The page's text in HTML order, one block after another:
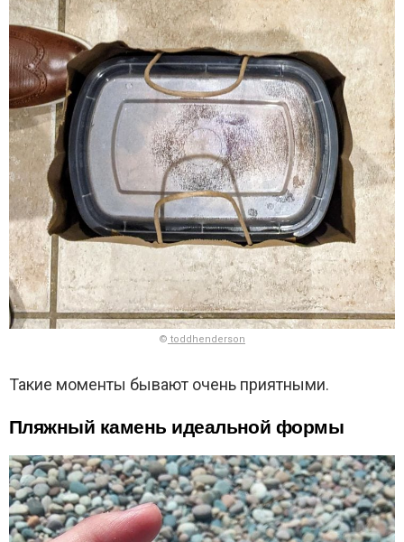
© toddhenderson
Такие моменты бывают очень приятными.
Пляжный камень идеальной формы